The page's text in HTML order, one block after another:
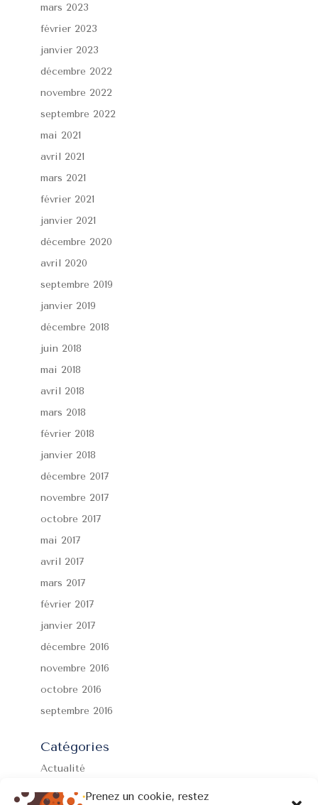
Prenez un cookie, restez
mars 2023
février 2023
janvier 2023
décembre 2022
novembre 2022
septembre 2022
mai 2021
avril 2021
mars 2021
février 2021
janvier 2021
décembre 2020
avril 2020
septembre 2019
janvier 2019
décembre 2018
juin 2018
mai 2018
avril 2018
mars 2018
février 2018
janvier 2018
décembre 2017
novembre 2017
octobre 2017
mai 2017
avril 2017
mars 2017
février 2017
janvier 2017
décembre 2016
novembre 2016
octobre 2016
septembre 2016
Catégories
Actualité
Formations